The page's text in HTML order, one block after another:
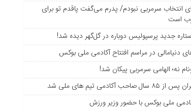
انتخاب سرمربی نبودم/ پدرم می‌گفت پاقدم تو برای
است
جدید پرسپولیس دوباره در گل‌گهر دیده شد!
دنیامالی در مراسم افتتاح آکادمی ملی بوکس
نه؛ الهامی سرمربی پیکان شد!
آکادمی تیم های ملی شد
ملی بوکس با حضور وزیر ورزش